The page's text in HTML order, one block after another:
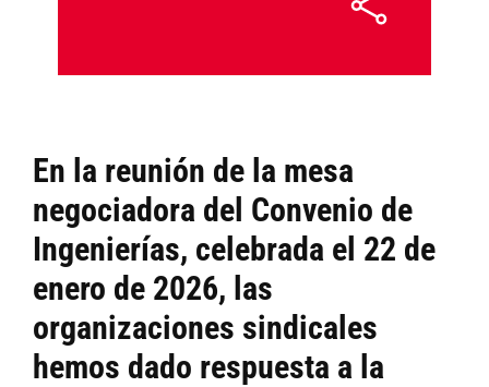
En la reunión de la mesa
negociadora del Convenio de
Ingenierías, celebrada el 22 de
enero de 2026, las
organizaciones sindicales
hemos dado respuesta a la